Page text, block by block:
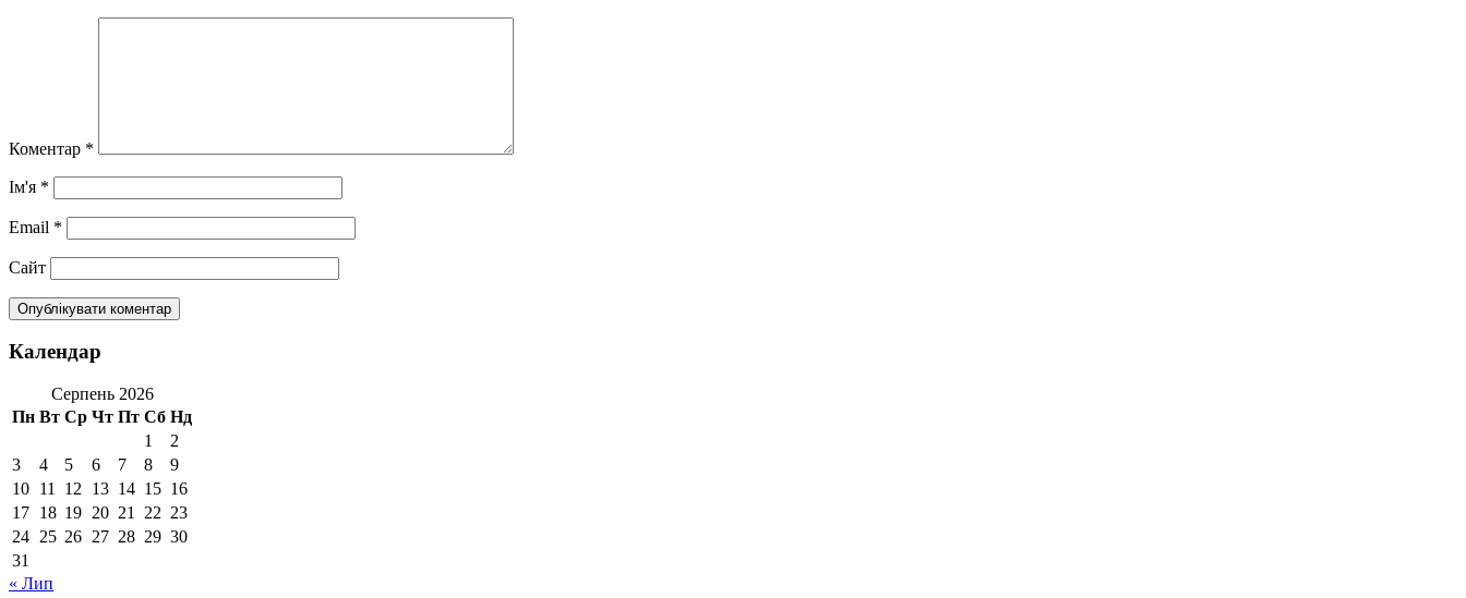
Коментар *
Ім'я *
Email *
Сайт
Календар
Серпень 2026
Пн Вт Ср Чт Пт Сб Нд
1
2
3
4 5 6 7 8
9
10 11 12 13 14 15 16
17 18 19 20 21 22 23
24 25 26 27 28 29 30
31
« Лип